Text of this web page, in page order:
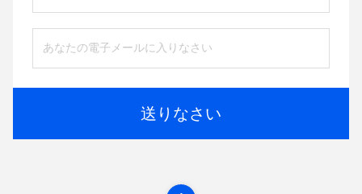
送りなさい